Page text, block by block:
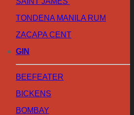
TONDENA MANILA RUM
ZACAPA CENT
GIN
BEEFEATER
BICKENS
BOMBAY